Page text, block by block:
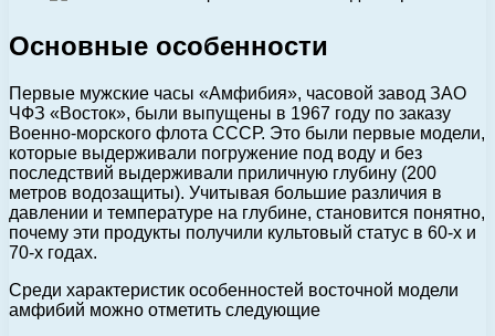
Основные особенности
Первые мужские часы «Амфибия», часовой завод ЗАО
ЧФЗ «Восток», были выпущены в 1967 году по заказу
Военно-морского флота СССР. Это были первые модели,
которые выдерживали погружение под воду и без
последствий выдерживали приличную глубину (200
метров водозащиты). Учитывая большие различия в
давлении и температуре на глубине, становится понятно,
почему эти продукты получили культовый статус в 60-х и
70-х годах.
Среди характеристик особенностей восточной модели
амфибий можно отметить следующие